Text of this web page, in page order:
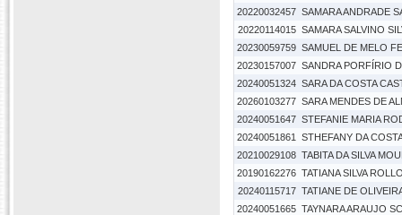
20220032457 SAMARA ANDRADE
20220114015 SAMARA SALVINO
20230059759 SAMUEL DE MELO
20230157007 SANDRA PORFÍRIO
20240051324 SARA DA COSTA
20260103277 SARA MENDES DE
20240051647 STEFANIE MARIA
20240051861
STHEFANY DA
20210029108 TABITA DA SILVA
20190162276 TATIANA SILVA
20240115717 TATIANE DE
20240051665 TAYNARA ARAUJO